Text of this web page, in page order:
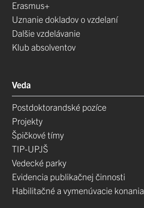
Erasmus+
Uznanie dokladov o vzdelaní
Dalšie vzdelávanie
Klub absolventov
Veda
Postdoktorandské pozíce
Projekty
Špičkové tímy
TIP-UPJŠ
Vedecké parky
Evidencia publikačnej činnosti
Habilitačné a vymenúvacie konania